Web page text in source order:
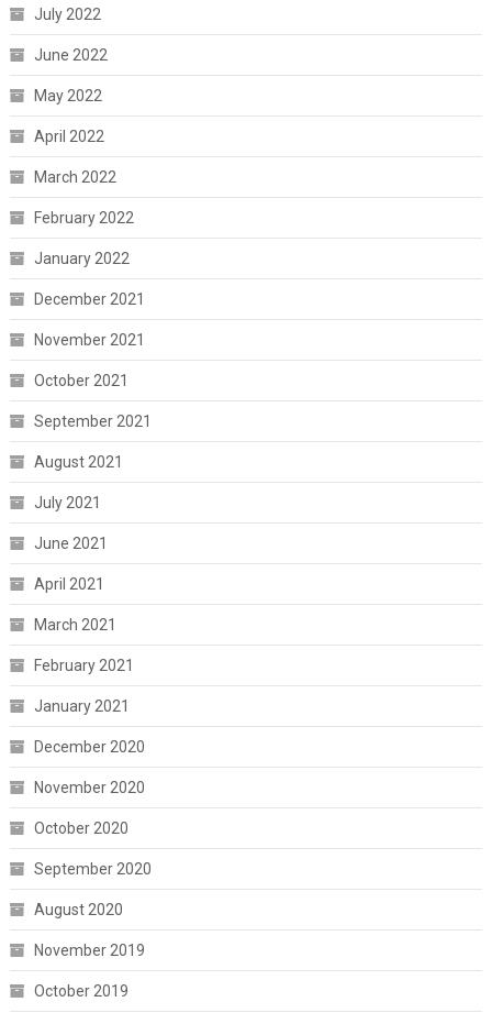
July 2022
June 2022
May 2022
April 2022
March 2022
February 2022
January 2022
December 2021
November 2021
October 2021
September 2021
August 2021
July 2021
June 2021
April 2021
March 2021
February 2021
January 2021
December 2020
November 2020
October 2020
September 2020
August 2020
November 2019
October 2019